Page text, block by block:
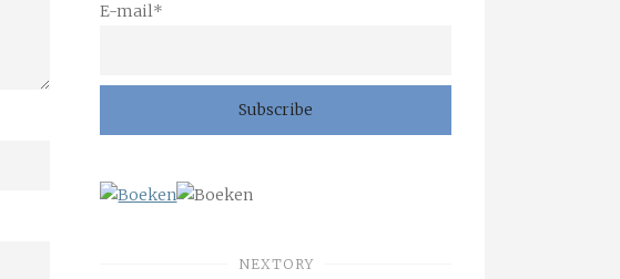
E-mail*
NEXTORY